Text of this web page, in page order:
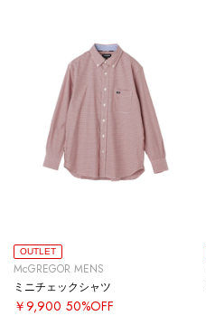
OUTLET
McGREGOR MENS
ミニチェックシャツ
￥9,900 50%OFF